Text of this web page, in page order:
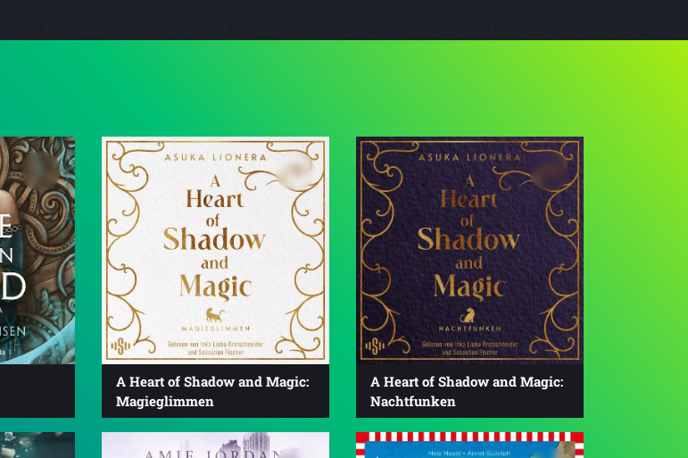
A Heart of Shadow and Magic:
Magieglimmen
A Heart of Shadow and Magic:
Nachtfunken